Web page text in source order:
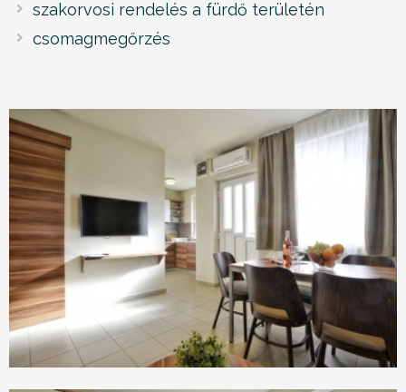
szakorvosi rendelés a fürdő területén
csomagmegőrzés